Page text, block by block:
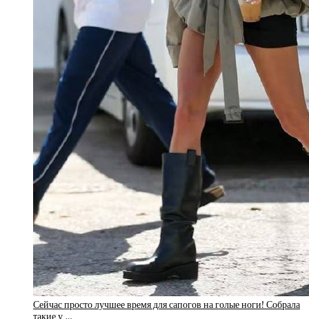
Сейчас просто лучшее время для сапогов на голые ноги! Собрала